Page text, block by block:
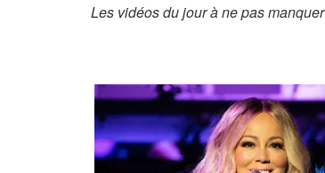
Les vidéos du jour à ne pas manquer